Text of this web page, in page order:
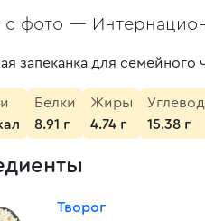
с фото —
запеканка для
Белки
8.91 г
Жиры
4.74 г
15.38 г
Творог